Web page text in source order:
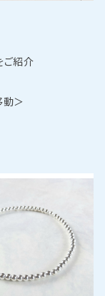
ご紹介
動＞